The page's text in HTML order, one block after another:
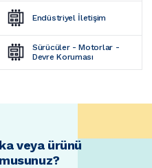
Endüstriyel İletişim
Sürücüler - Motorlar -
Devre Koruması
veya ürünü